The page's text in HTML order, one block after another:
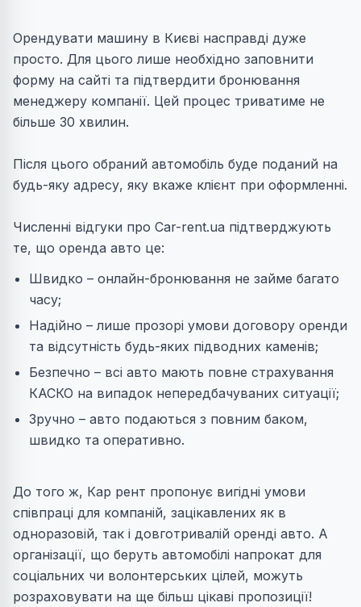
Орендувати машину в Києві насправді дуже
просто. Для цього лише необхідно заповнити
форму на сайті та підтвердити бронювання
менеджеру компанії. Цей процес триватиме не
більше 30 хвилин.
Після цього обраний автомобіль буде поданий на
будь-яку адресу, яку вкаже клієнт при оформленні.
Численні відгуки про Car-rent.ua підтверджують
те, що оренда авто це:
Швидко – онлайн-бронювання не займе багато
часу;
Надійно – лише прозорі умови договору оренди
та відсутність будь-яких підводних каменів;
Безпечно – всі авто мають повне страхування
КАСКО на випадок непередбачуваних ситуації;
Зручно – авто подаються з повним баком,
швидко та оперативно.
До того ж, Кар рент пропонує вигідні умови
співпраці для компаній, зацікавлених як в
одноразовій, так і довготривалій оренді авто. А
організації, що беруть автомобілі напрокат для
соціальних чи волонтерських цілей, можуть
розраховувати на ще більш цікаві пропозиції!